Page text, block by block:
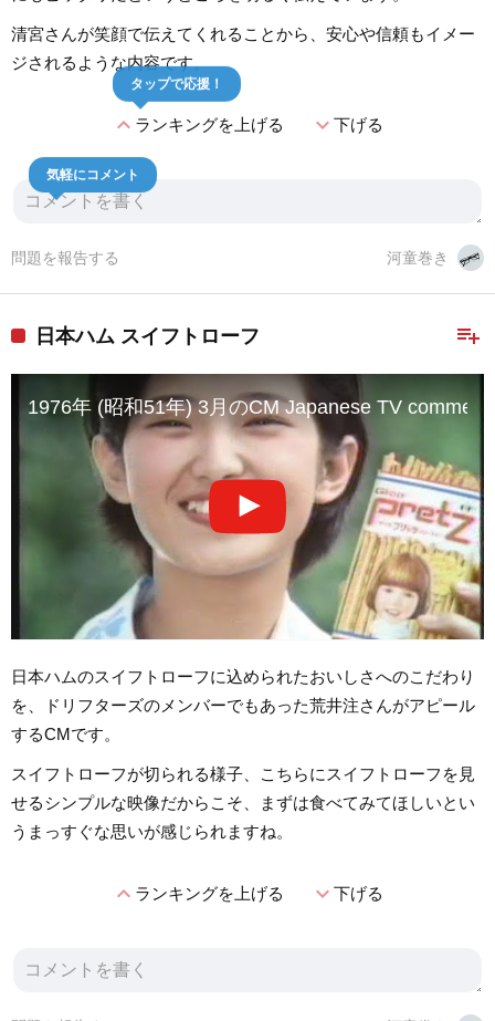
清宮さんが笑顔で伝えてくれることから、安心や信頼もイメー
ジされるような内容です。
expand_lessランキングを上げる
タップで応援！
expand_more下げる
気軽にコメント
河童巻き
問題を報告する
playlist_add
日本ハム スイフトローフ
1976年 (昭和51年) 3月のCM Japanese TV
日本ハムのスイフトローフに込められたおいしさへのこだわり
を、ドリフターズのメンバーでもあった荒井注さんがアピール
するCMです。
スイフトローフが切られる様子、こちらにスイフトローフを見
せるシンプルな映像だからこそ、まずは食べてみてほしいとい
うまっすぐな思いが感じられますね。
expand_lessランキングを上げる expand_more下げる